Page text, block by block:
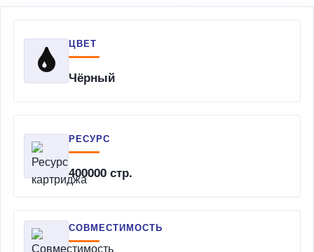
ЦВЕТ
Чёрный
РЕСУРС
400000 стр.
СОВМЕСТИМОСТЬ